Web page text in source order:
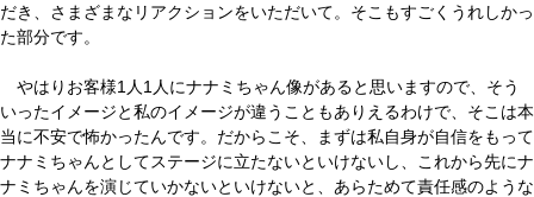
だき、さまざまなリアクションをいただいて。そこもすごくうれしかっ
た部分です。
やはりお客様1人1人にナナミちゃん像があると思いますので、そう
いったイメージと私のイメージが違うこともありえるわけで、そこは本
当に不安で怖かったんです。だからこそ、まずは私自身が自信をもって
ナナミちゃんとしてステージに立たないといけないし、これから先にナ
ナミちゃんを演じていかないといけないと、あらためて責任感のような